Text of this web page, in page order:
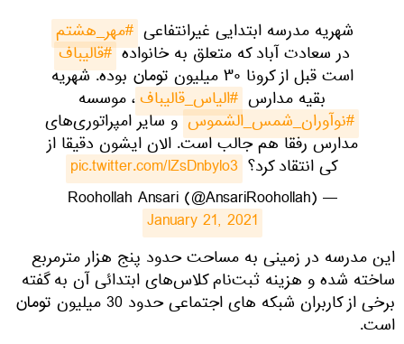
شهریه مدرسه ابتدایی غیرانتفاعی #مهر_هشتم
در سعادت آباد که متعلق به خانواده#قالیباف
است قبل از کرونا ۳۰ میلیون تومان بوده. شهریه
بقیه مدارس #الیاس_قالیباف، موسسه
#نوآوران_شمس_الشموسو سایر امپراتوری‌های
مدارس رفقا هم جالب است. الان ایشون دقیقا از
کی انتقاد کرد؟ pic.twitter.com/lZsDnbylo3
— Roohollah Ansari (@AnsariRoohollah)
January 21, 2021
​این مدرسه در زمینی به مساحت حدود پنج هزار مترمربع
ساخته شده و هزینه ثبت‌نام کلاس‌های ابتدائی آن به گفته
برخی از کاربران شبکه های اجتماعی حدود 30 میلیون تومان
است.